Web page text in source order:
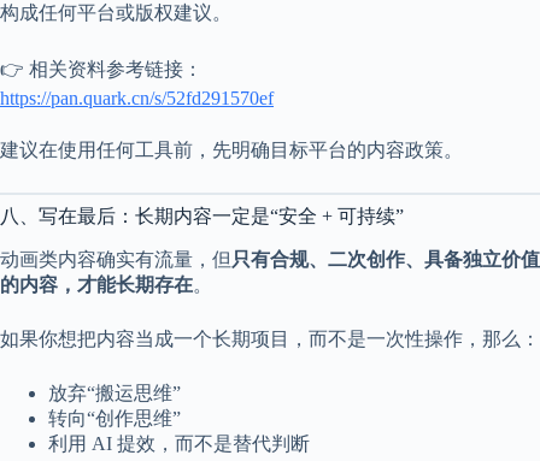
构成任何平台或版权建议。
👉 相关资料参考链接：
https://pan.quark.cn/s/52fd291570ef
建议在使用任何工具前，先明确目标平台的内容政策。
八、写在最后：长期内容一定是“安全 + 可持续”
动画类内容确实有流量，但 只有合规、二次创作、具备独立价值
的内容，才能长期存在。
如果你想把内容当成一个长期项目，而不是一次性操作，那么：
放弃“搬运思维”
转向“创作思维”
利用 AI 提效，而不是替代判断